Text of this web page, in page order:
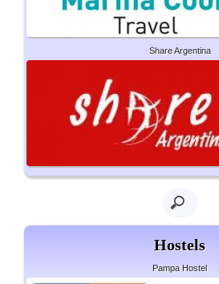
Share Argentina
Hostels
Pampa Hostel